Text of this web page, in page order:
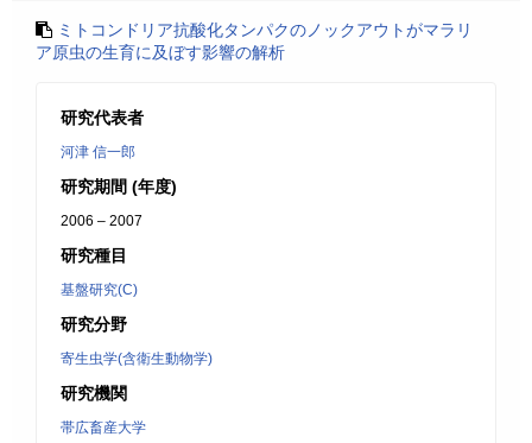
ミトコンドリア抗酸化タンパクのノックアウトがマラリ
ア原虫の生育に及ぼす影響の解析
研究代表者
河津 信一郎
研究期間 (年度)
2006 – 2007
研究種目
基盤研究(C)
研究分野
寄生虫学(含衛生動物学)
研究機関
帯広畜産大学